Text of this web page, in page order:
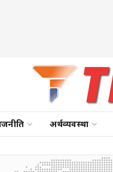
अर्थव्यवस्था